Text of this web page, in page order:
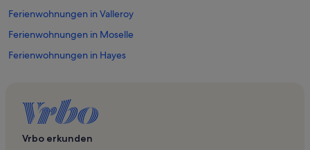
Ferienwohnungen in Valleroy
Ferienwohnungen in Moselle
Ferienwohnungen in Hayes
Ferienwohnungen in Metz Métropole
Ferienwohnungen in Coin-sur-Seille
Ferienwohnungen in Metz
Vrbo erkunden